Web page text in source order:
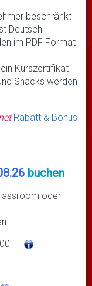
beschränkt
Deutsch
im PDF Format
Kurszertifikat
Snacks werden
Rabatt & Bonus
buchen
oder